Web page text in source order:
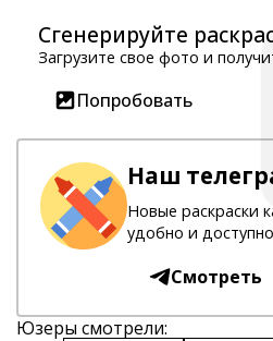
Сгенерируйте
Загрузите свое фото и
Попробовать
Наш
Новые раскраски
удобно и
Смотреть
Юзеры смотрели: